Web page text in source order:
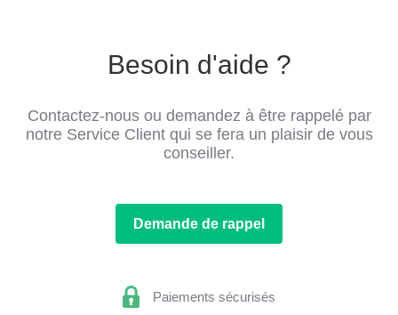
Besoin d'aide ?
Contactez-nous ou demandez à être rappelé par
notre Service Client qui se fera un plaisir de vous
conseiller.
Demande de rappel
Paiements sécurisés